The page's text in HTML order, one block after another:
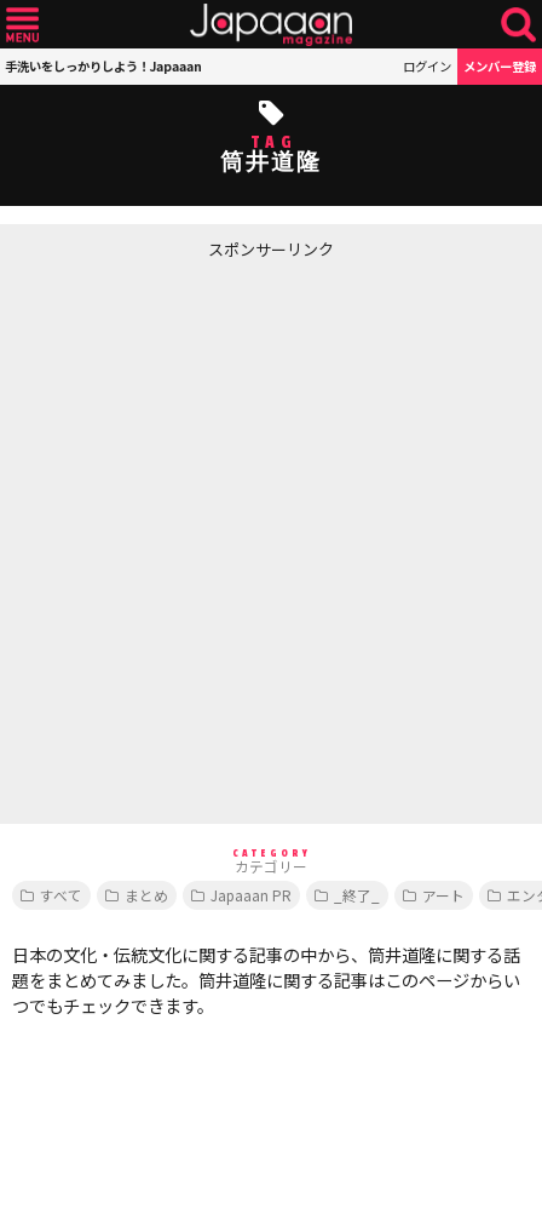
手洗いをしっかりしよう！Japaaan ログイン メンバー登録
TAG
筒井道隆
スポンサーリンク
CATEGORY
カテゴリー
すべて
まとめ Japaaan PR _終了_ アート エン
日本の文化・伝統文化に関する記事の中から、筒井道隆に関する話
題をまとめてみました。筒井道隆に関する記事はこのページからい
つでもチェックできます。